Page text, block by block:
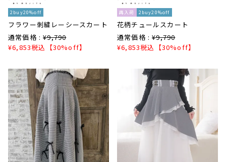
2buy20%off
フラワー刺繍レーシースカート
通常価格 : ¥9,790
¥6,853税込 【30%off】
再入荷 2buy20%off
花柄チュールスカート
通常価格 : ¥9,790
¥6,853税込 【30%off】